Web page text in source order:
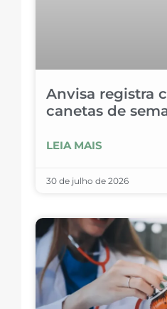
Anvisa registra
canetas de
LEIA MAIS
30 de julho de 2026